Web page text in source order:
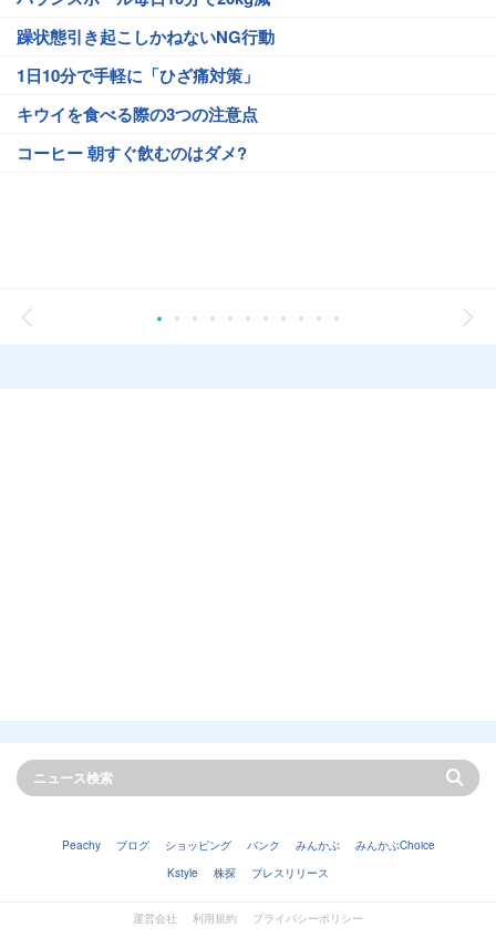
躁状態引き起こしかねないNG行動
1日10分で手軽に「ひざ痛対策」
キウイを食べる際の3つの注意点
コーヒー 朝すぐ飲むのはダメ?
Peachy ブログ ショッピング バンク みんかぶ
みんかぶChoice
Kstyle
株探 プレスリリース
運営会社 利用規約 プライバシーポリシー